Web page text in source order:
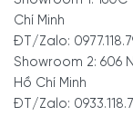
Chí Minh
ĐT/Zalo:
Showroom 2: 606
Hồ Chí Minh
ĐT/Zalo: